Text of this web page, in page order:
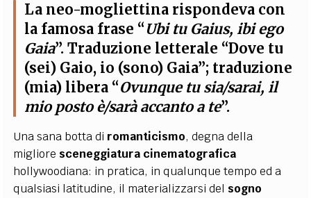
La neo-mogliettina rispondeva con
la famosa frase “Ubi tu Gaius, ibi ego
Gaia”. Traduzione letterale “Dove tu
(sei) Gaio, io (sono) Gaia”; traduzione
(mia) libera “Ovunque tu sia/sarai, il
mio posto è/sarà accanto a te”.
Una sana botta di romanticismo, degna della
migliore sceneggiatura cinematografica
hollywoodiana: in pratica, in qualunque tempo ed a
qualsiasi latitudine, il materializzarsi del sogno